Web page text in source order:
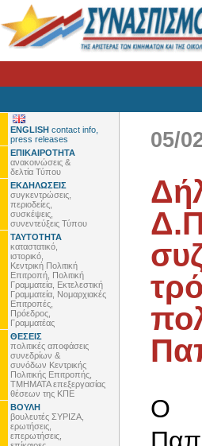
ENGLISH contact info,
press releases
ΕΠΙΚΑΙΡΟΤΗΤΑ
ανακοινώσεις &
δελτία Τύπου
ΕΚΔΗΛΩΣΕΙΣ
συγκεντρώσεις,
περιοδείες,
συσκέψεις,
συνεντεύξεις Τύπου
ΤΑΥΤΟΤΗΤΑ
καταστατικό,
ιστορικό,
Κεντρική Πολιτική
Επιτροπή, Πολιτική
Γραμματεία, Εκτελεστική
Γραμματεία, Νομαρχιακές
Επιτροπές,
Πρόεδρος,
Γραμματέας
ΘΕΣΕΙΣ
πολιτικές αποφάσεις
συνεδρίων &
συνόδων Κεντρικής
Πολιτικής Επιτροπής,
ΤΜΗΜΑΤΑ επεξεργασίας
θέσεων της ΚΠΕ
ΒΟΥΛΗ
βουλευτές ΣΥΡΙΖΑ,
ερωτήσεις,
επερωτήσεις,
05/
Ο